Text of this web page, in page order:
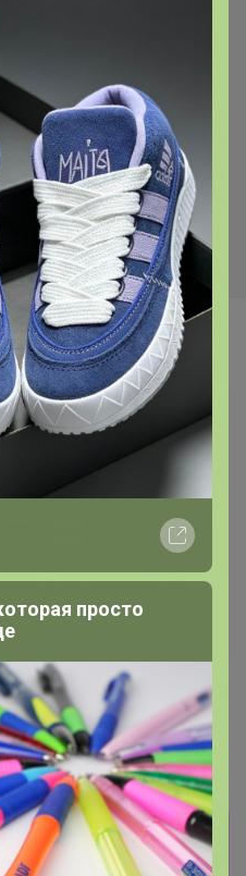
1 590р
-24%
2 081р
Кофе Грильяж Карамель с
орешками 1000г, Зерно
475р
Кофе Грильяж карамель с
орешками 250г, Зерно
доступна
просто